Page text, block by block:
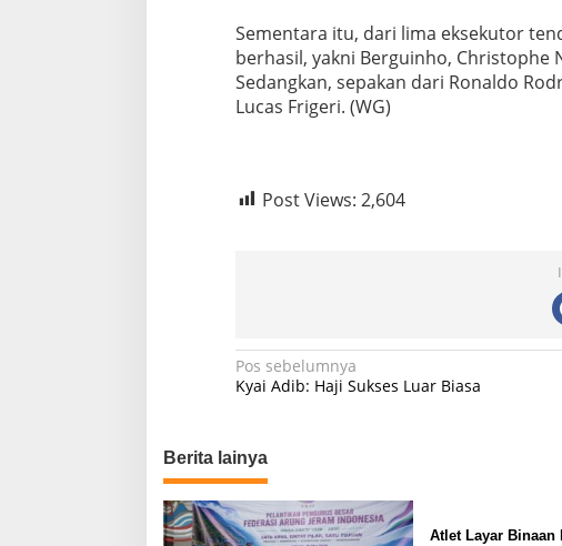
Sementara itu, dari lima eksekutor
berhasil, yakni Berguinho, Christophe
Sedangkan, sepakan dari Ronaldo
Lucas Frigeri. (WG)
Post Views: 2,604
N
a
i
g
a
Pos sebelumnya
Kyai Adib: Haji Sukses Luar Biasa
Berita lainya
Atlet Layar Binaan